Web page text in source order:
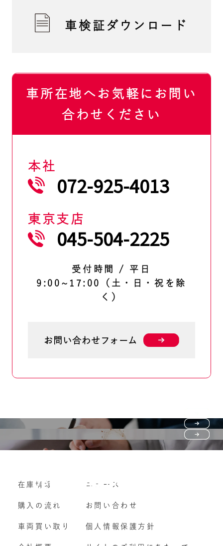
車検証ダウンロード
車所在地へお気軽にお問い
合わせください
本社
072-925-4013
東京支店
045-504-2225
受付時間 / 平日
9:00~17:00（土・日・祝を除
く）
お問い合わせフォーム
購入の流れ
よくいただくご質問
Vehicle purchase
車両買い取り
在庫情報
購入の流れ
車両買い取り
ニュース
お問い合わせ
個人情報保護方針